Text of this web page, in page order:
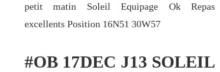
petit matin Soleil Equipage Ok Repas
excellents Position 16N51 30W57
#OB 17DEC J13 SOLEIL